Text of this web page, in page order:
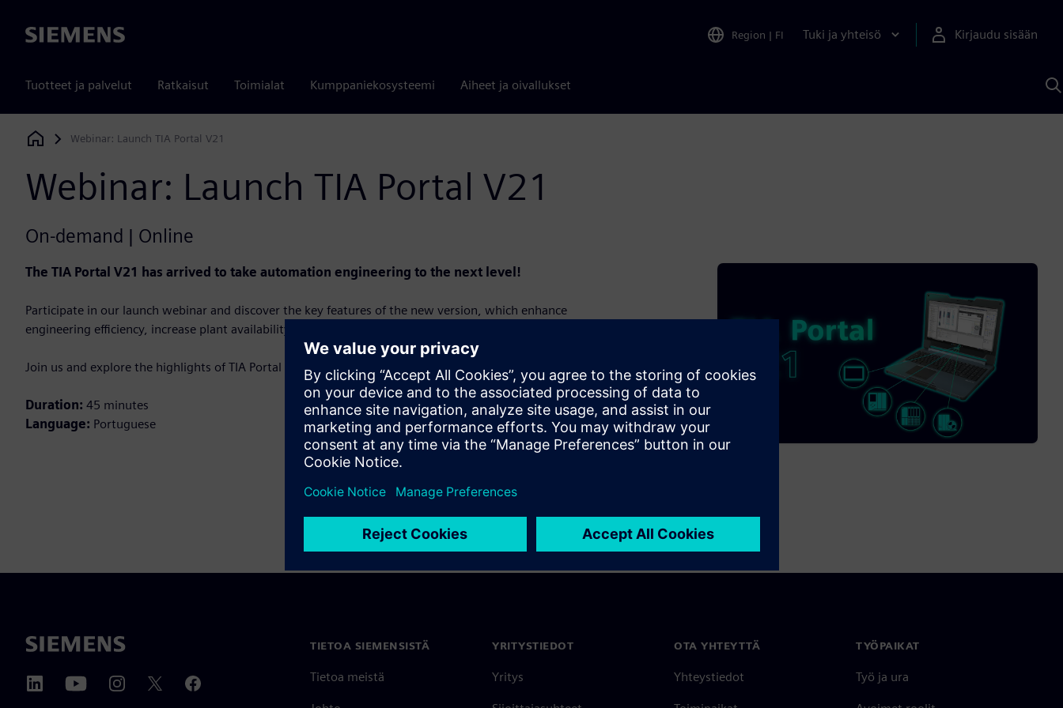
Siemens Region | FI Tuki ja yhteisö Kirjaudu sisään
Tuotteet ja palvelut Ratkaisut Toimialat Kumppaniekosysteemi Aiheet ja oivallukset
Siemens Digital Industries Software
Webinar: Launch TIA Portal V21
Webinar: Launch TIA Portal V21
On-demand | Online
The TIA Portal V21 has arrived to take automation engineering to the next level!
Participate in our launch webinar and discover the key features of the new version, which enhance
engineering efficiency, increase plant availability, and simplify IT–OT integration.
Join us and explore the highlights of TIA Portal V21 that will transform your projects.
Duration: 45 minutes
Language: Portuguese
TIETOA SIEMENSISTÄ
Tietoa meistä
YRITYSTIEDOT
Yritys
OTA YHTEYTTÄ
Yhteystiedot
TYÖPAIKAT
Työ ja ura